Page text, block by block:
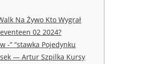
Na Żywo Kto Wygrał
02 2024?
-” “stawka Pojedynku
— Artur Szpilka Kursy